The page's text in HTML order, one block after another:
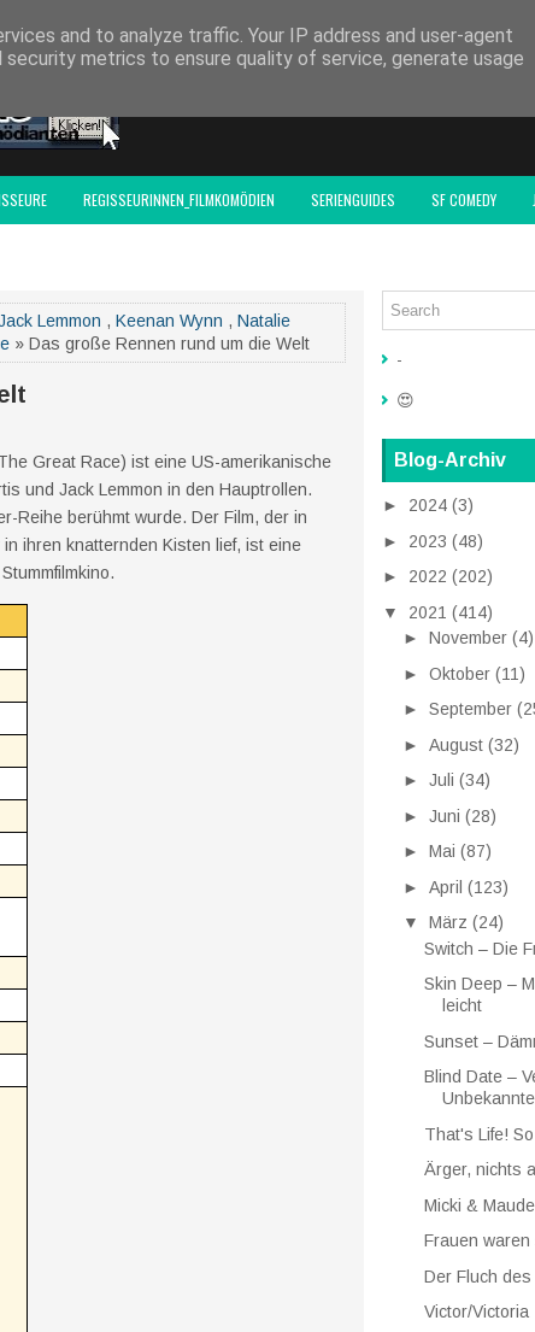
REGISSEURINNEN_FILMKOMÖDIEN SERIENGUIDES SF COMEDY
Lemmon , Keenan Wynn , Natalie
» Das große Rennen rund um die Welt
Great Race) ist eine US-amerikanische
und Jack Lemmon in den Hauptrollen.
Reihe berühmt wurde. Der Film, der in
ihren knatternden Kisten lief, ist eine
-
😍
Blog-Archiv
► 2024 (3)
► 2023 (48)
► 2022 (202)
▼ 2021 (414)
► November (4)
► Oktober (11)
► September
► August (32)
► Juli (34)
► Juni (28)
► Mai (87)
► April (123)
▼ März (24)
Switch – Die
Skin Deep –
leicht
Sunset –
Blind Date –
That's Life!
Ärger, nichts
Micki & Maude
Frauen
Der Fluch
Victor/Victoria
and to analyze traffic. Your IP address and user-agent
metrics to ensure quality of service, generate usage